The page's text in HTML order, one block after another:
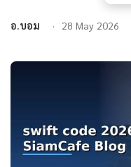
อ.บอม 28 May 2026